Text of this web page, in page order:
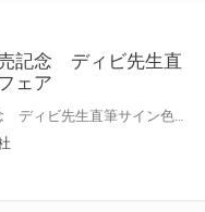
売記念 ディビ先生直
ェア